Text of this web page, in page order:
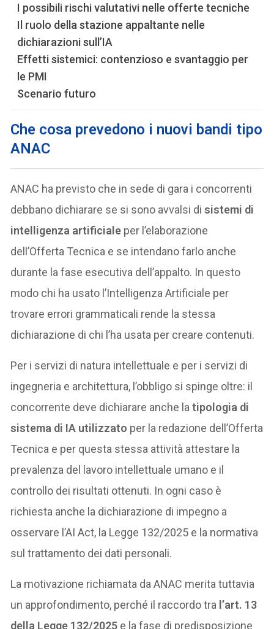
I possibili rischi valutativi nelle offerte tecniche
Il ruolo della stazione appaltante nelle
dichiarazioni sull’IA
Effetti sistemici: contenzioso e svantaggio per
le PMI
Scenario futuro
Che cosa prevedono i nuovi bandi tipo
ANAC
ANAC ha previsto che in sede di gara i concorrenti
debbano dichiarare se si sono avvalsi disistemi di
intelligenza artificiale per l’elaborazione
dell’Offerta Tecnica e se intendano farlo anche
durante la fase esecutiva dell’appalto. In questo
modo chi ha usato l’Intelligenza Artificiale per
trovare errori grammaticali rende la stessa
dichiarazione di chi l’ha usata per creare contenuti.
Per i servizi di natura intellettuale e per i servizi di
ingegneria e architettura, l’obbligo si spinge oltre: il
concorrente deve dichiarare anche latipologia di
sistema di IA utilizzato per la redazione dell’Offerta
Tecnica e per questa stessa attività attestare la
prevalenza del lavoro intellettuale umano e il
controllo dei risultati ottenuti. In ogni caso è
richiesta anche la dichiarazione di impegno a
osservare l’AI Act, la Legge 132/2025 e la normativa
sul trattamento dei dati personali.
La motivazione richiamata da ANAC merita tuttavia
un approfondimento, perché il raccordo tra l’art. 13
della Legge 132/2025 e la fase di predisposizione